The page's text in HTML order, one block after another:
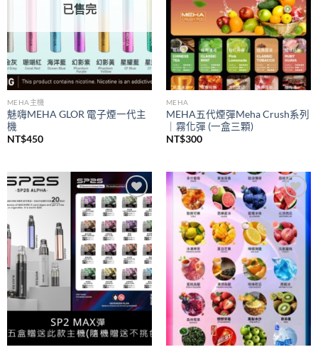
已售完
MEHA主機
魅嗨MEHA GLOR 電子煙一代主
機
NT$450
MEHA
MEHA五代煙彈Meha Crush系列
｜霧化彈 (一盒三顆)
NT$300
Add to
wishlist
Add to
wishlist